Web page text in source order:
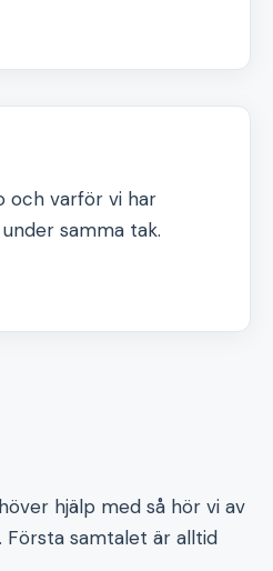
och varför vi har
samma tak.
hjälp med så hör vi av
Första samtalet är alltid